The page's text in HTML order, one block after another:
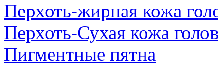
Перхоть-жирная кожа
Перхоть-Сухая кожа
Пигментные пятна